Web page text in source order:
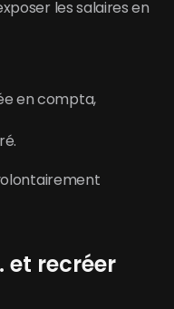
les salaires en
en compta,
et recréer